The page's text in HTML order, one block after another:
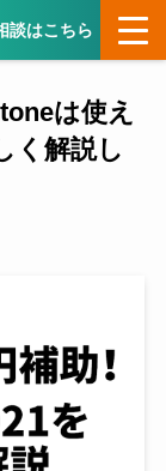
談はこちら
は使え
く解説し